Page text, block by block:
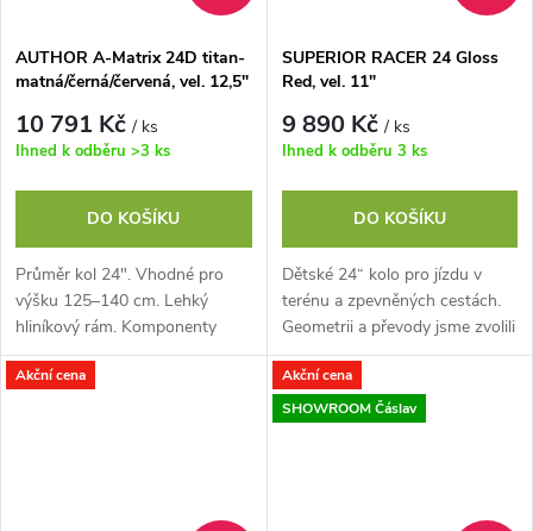
AUTHOR A-Matrix 24D titan-
matná/černá/červená, vel. 12,5"
10 791 Kč/ ks
Ihned k odběru >3 ks
DO KOŠÍKU
Průměr kol 24". Vhodné pro
výšku 125–140 cm. Lehký
hliníkový rám. Komponenty
SHIMANO, 8 rychlostí.
Kotoučové hydraulické brzdy
SUPERIOR RACER 24 Gloss
Red, vel. 11"
9 890 Kč/ ks
Ihned k odběru 3 ks
DO KOŠÍKU
Dětské 24“ kolo pro jízdu v
terénu a zpevněných cestách.
Geometrii a převody jsme zvolili
tak, aby mladí jezdci získali
správné návyky, co se
ovládání...
Akční cena
Akční cena
SHOWROOM Čáslav